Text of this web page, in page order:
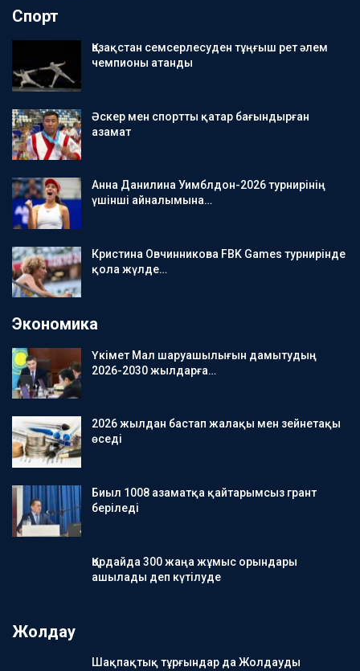
Спорт
Қазақстан семсерлесуден тұңғыш рет әлем
чемпионы атанды
Әскер мен спортты қатар бағындырған
азамат
Анна Данилина Уимблдон-2026 турнирінің
үшінші айналымына…
Кристина Овчинникова FBK Games турнирінде
қола жүлде…
Экономика
Үкімет Мал шаруашылығын дамытудың
2026-2030 жылдарға…
2026 жылдан бастап жалақы мен зейнетақы
өседі
Биыл 1008 азаматқа қайтарымсыз грант
беріледі
Қордайда 300 жаңа жұмыс орындары
ашылады деп күтілуде
Жолдау
Шақпақтық тұрғындар да Жолдауды